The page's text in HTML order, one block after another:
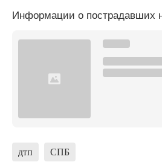
Информации о пострадавших
дтп СПБ